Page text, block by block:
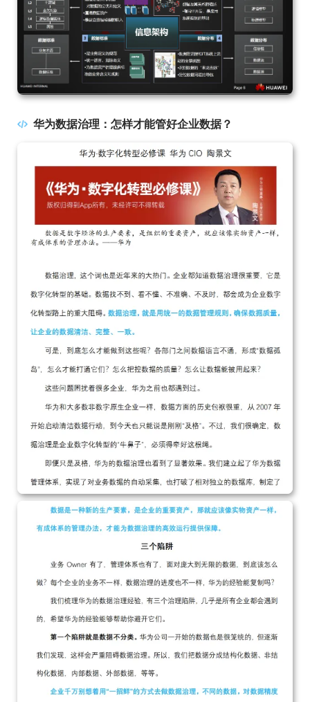
华为数据治理：怎样才能管好企业数据？